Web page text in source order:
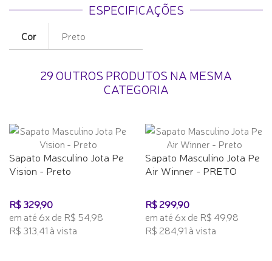
ESPECIFICAÇÕES
Cor Preto
29 OUTROS PRODUTOS NA MESMA
CATEGORIA
Sapato Masculino Jota Pe
Vision - Preto
R$ 329,90
em até 6x de R$ 54,98
R$ 313,41 à vista
Sapato Masculino Jota Pe
Air Winner - PRETO
R$ 299,90
em até 6x de R$ 49,98
R$ 284,91 à vista